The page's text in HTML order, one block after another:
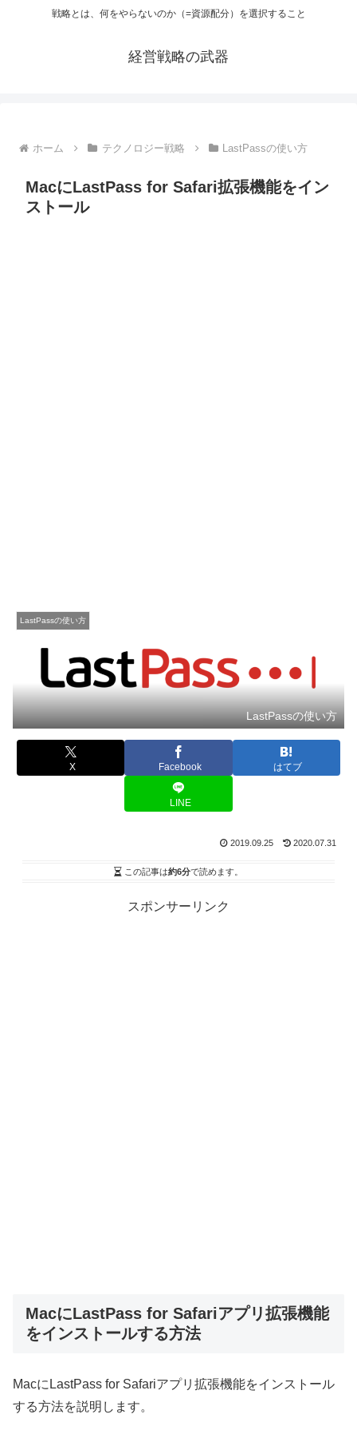
戦略とは、何をやらないのか（=資源配分）を選択すること
経営戦略の武器
ホーム テクノロジー戦略 LastPassの使い方
MacにLastPass for Safari拡張機能をイン
ストール
LastPassの使い方
LastPassの使い方
X Facebook はてブ
LINE
2019.09.25 2020.07.31
この記事は約6分で読めます。
スポンサーリンク
MacにLastPass for Safariアプリ拡張機能
をインストールする方法
MacにLastPass for Safariアプリ拡張機能をインストール
する方法を説明します。